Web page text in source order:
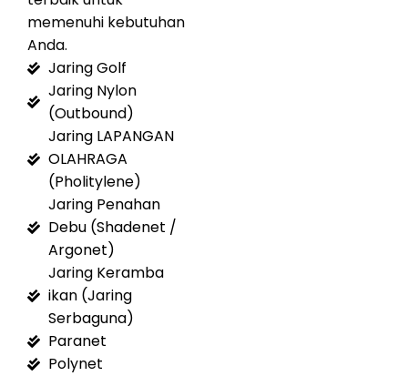
memenuhi kebutuhan
Anda.
Jaring Golf
Jaring Nylon
(Outbound)
Jaring LAPANGAN
OLAHRAGA
(Pholitylene)
Jaring Penahan
Debu (Shadenet /
Argonet)
Jaring Keramba
ikan (Jaring
Serbaguna)
Paranet
Polynet